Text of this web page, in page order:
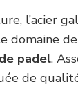
l’acier
domaine
padel.
de